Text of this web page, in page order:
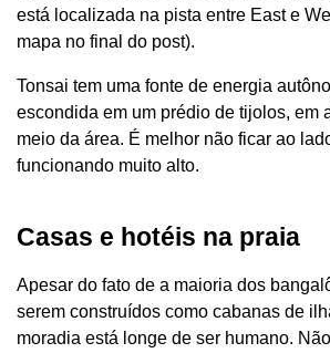
está localizada na pista entre East e
mapa no final do post).
Tonsai tem uma fonte de energia
escondida em um prédio de tijolos, em
meio da área. É melhor não ficar ao
funcionando muito alto.
Casas e hotéis na praia
Apesar do fato de a maioria dos
serem construídos como cabanas de
moradia está longe de ser humano.